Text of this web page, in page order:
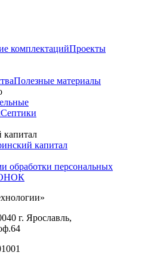
комплектацийПроекты
Полезные материалы
Септики
капитал
капитал
обработки персональных
г. Ярославль,